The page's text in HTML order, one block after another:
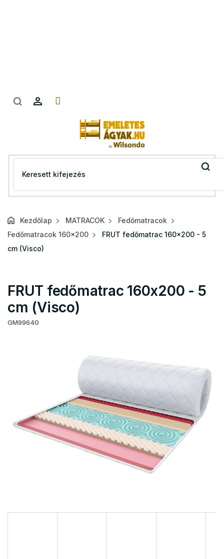
Kezdőlap MATRACOK
Fedőmatracok
Fedőmatracok 160x200
FRUT fedőmatrac 160x200 - 5
cm (Visco)
FRUT fedőmatrac 160x200 - 5
cm (Visco)
GM99640